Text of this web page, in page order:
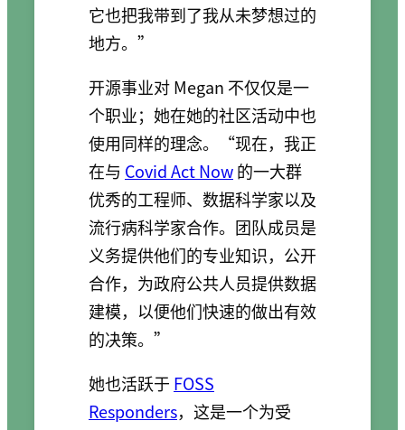
它也把我带到了我从未梦想过的
地方。”
开源事业对 Megan 不仅仅是一
个职业；她在她的社区活动中也
使用同样的理念。“现在，我正
在与 Covid Act Now的一大群
优秀的工程师、数据科学家以及
流行病科学家合作。团队成员是
义务提供他们的专业知识，公开
合作，为政府公共人员提供数据
建模，以便他们快速的做出有效
的决策。”
她也活跃于 FOSS
Responders，这是一个为受